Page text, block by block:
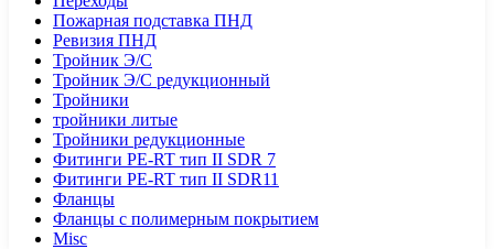
Пожарная подставка ПНД
Ревизия ПНД
Тройник Э/С
Тройник Э/С редукционный
Тройники
тройники литые
Тройники редукционные
Фитинги PE-RT тип II SDR 7
Фитинги PE-RT тип II SDR11
Фланцы
Фланцы с полимерным покрытием
Misc